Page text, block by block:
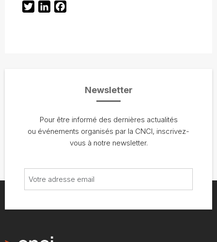
TwitterLinkedIn
Newsletter
Pour être informé des dernières actualités
ou événements organisés par la CNCI, inscrivez-
vous à notre newsletter.